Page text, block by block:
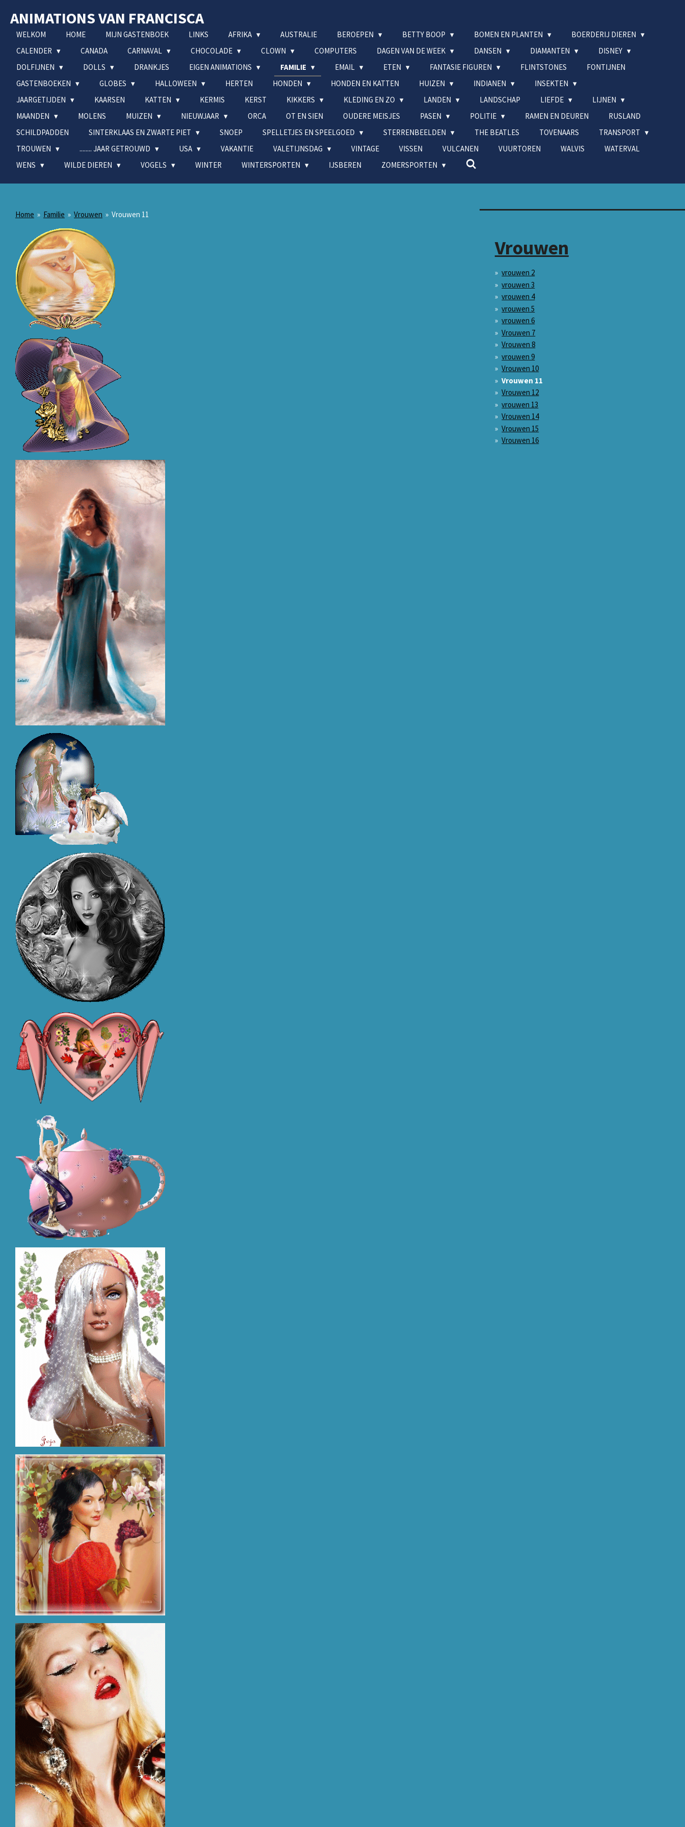
direct
naar
hoofdinhoud
ANIMATIONS VAN FRANCISCA
WELKOM HOME MIJN GASTENBOEK LINKS AFRIKA AUSTRALIE BEROEPEN BETTY BOOP BOMEN EN PLANTEN
BOERDERIJ DIEREN
CALENDER
CANADA CARNAVAL CHOCOLADE CLOWN COMPUTERS DAGEN VAN DE WEEK DANSEN DIAMANTEN
DISNEY
DOLFIJNEN
DOLLS DRANKJES EIGEN ANIMATIONS FAMILIE EMAIL ETEN FANTASIE FIGUREN FLINTSTONES
FONTIJNEN
GASTENBOEKEN
GLOBES HALLOWEEN HERTEN HONDEN HONDEN EN KATTEN HUIZEN INDIANEN
INSEKTEN
JAARGETIJDEN
KAARSEN KATTEN KERMIS KERST KIKKERS KLEDING EN ZO LANDEN LANDSCHAP LIEFDE
LIJNEN
MAANDEN
MOLENS MUIZEN NIEUWJAAR ORCA OT EN SIEN OUDERE MEISJES PASEN POLITIE RAMEN EN DEUREN
RUSLAND
SCHILDPADDEN
SINTERKLAAS EN ZWARTE PIET SNOEP SPELLETJES EN SPEELGOED STERRENBEELDEN THE BEATLES TOVENAARS
TRANSPORT
TROUWEN
........ JAAR GETROUWD USA VAKANTIE VALETIJNSDAG VINTAGE VISSEN VULCANEN VUURTOREN WALVIS
WATERVAL
WENS
WILDE DIEREN VOGELS WINTER WINTERSPORTEN IJSBEREN ZOMERSPORTEN
Home » Familie » Vrouwen » Vrouwen 11
Vrouwen
vrouwen 2
vrouwen 3
vrouwen 4
vrouwen 5
vrouwen 6
Vrouwen 7
Vrouwen 8
vrouwen 9
Vrouwen 10
Vrouwen 11
Vrouwen 12
vrouwen 13
Vrouwen 14
Vrouwen 15
Vrouwen 16